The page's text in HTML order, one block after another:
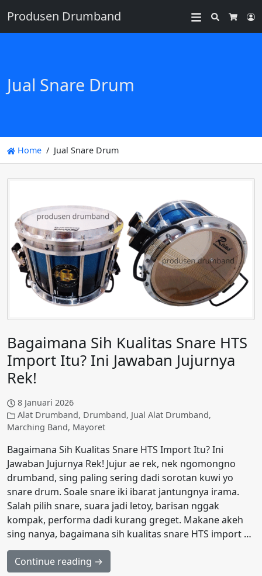
Produsen Drumband
Search
Jual Snare Drum
Home Jual Snare Drum
Bagaimana Sih Kualitas Snare HTS
Import Itu? Ini Jawaban Jujurnya
Rek!
8 Januari 2026
Alat Drumband, Drumband, Jual Alat Drumband,
Marching Band, Mayoret
Bagaimana Sih Kualitas Snare HTS Import Itu? Ini
Jawaban Jujurnya Rek! Jujur ae rek, nek ngomongno
drumband, sing paling sering dadi sorotan kuwi yo
snare drum. Soale snare iki ibarat jantungnya irama.
Salah pilih snare, suara jadi letoy, barisan nggak
kompak, performa dadi kurang greget. Makane akeh
sing nanya, bagaimana sih kualitas snare HTS import …
Continue reading →